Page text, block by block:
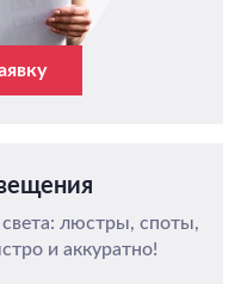
люстры, споты,
и аккуратно!